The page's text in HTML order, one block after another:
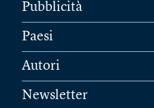
Pubblicità
Paesi
Autori
Newsletter